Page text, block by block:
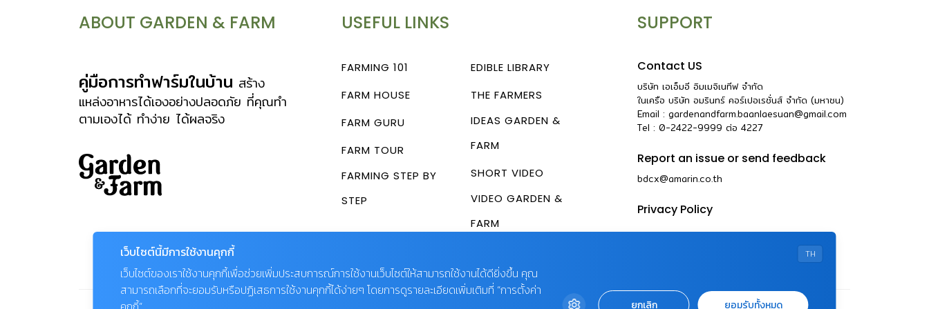
ABOUT GARDEN & FARM
คู่มือการทำฟาร์มในบ้าน สร้าง
แหล่งอาหารได้เองอย่างปลอดภัย ที่คุณทำ
ตามเองได้ ทำง่าย ได้ผลจริง
USEFUL LINKS
FARMING 101
FARM HOUSE
FARM GURU
FARM TOUR
FARMING STEP BY
STEP
EDIBLE LIBRARY
THE FARMERS
IDEAS GARDEN &
FARM
SHORT VIDEO
VIDEO GARDEN &
FARM
SUPPORT
Contact US
บริษัท เอเอ็มอี อิมเมจิเนทีฟ จำกัด
ในเครือ บริษัท อมรินทร์ คอร์เปอเรชั่นส์ จำกัด (มหาชน)
Email : gardenandfarm.baanlaesuan@gmail.com
Tel : 0-2422-9999 ต่อ 4227
Report an issue or send feedback
bdcx@amarin.co.th
Privacy Policy
TH
เว็บไซต์นี้มีการใช้งานคุกกี้
เว็บไซต์ของเราใช้งานคุกกี้เพื่อช่วยเพิ่มประสบการณ์การใช้งานเว็บไซต์ให้สามารถใช้งานได้ดียิ่งขึ้น คุณ
สามารถเลือกที่จะยอมรับหรือปฏิเสธการใช้งานคุกกี้ได้ง่ายๆ โดยการดูรายละเอียดเพิ่มเติมที่ “การตั้งค่า
ยกเลิก ยอมรับทั้งหมด